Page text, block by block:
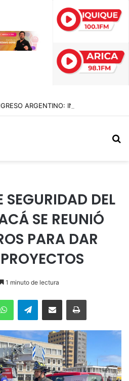
DEL
SE REUNIÓ
PARA DAR
1 minuto de lectura
WhatsAppTelegramEnviar vía email Imprimir